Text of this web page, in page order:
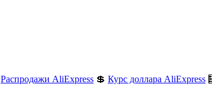
Распродажи AliExpress 💲 Курс доллара AliExpress